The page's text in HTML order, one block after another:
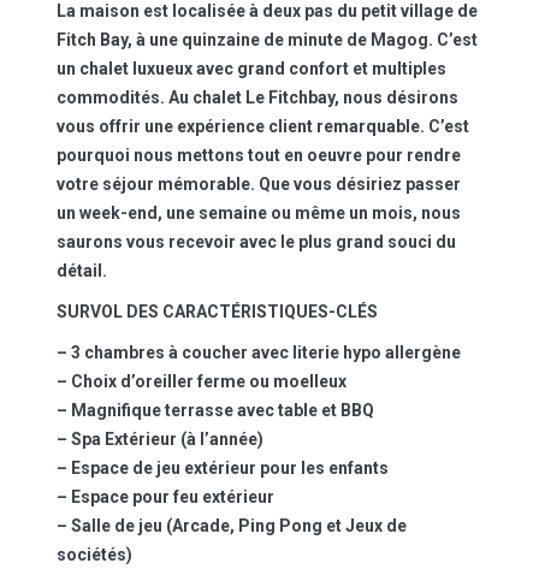
La maison est localisée à deux pas du petit village de
Fitch Bay, à une quinzaine de minute de Magog. C’est
un chalet luxueux avec grand confort et multiples
commodités. Au chalet Le Fitchbay, nous désirons
vous offrir une expérience client remarquable. C’est
pourquoi nous mettons tout en oeuvre pour rendre
votre séjour mémorable. Que vous désiriez passer
un week-end, une semaine ou même un mois, nous
saurons vous recevoir avec le plus grand souci du
détail.
SURVOL DES CARACTÉRISTIQUES-CLÉS
– 3 chambres à coucher avec literie hypo allergène
– Choix d’oreiller ferme ou moelleux
– Magnifique terrasse avec table et BBQ
– Spa Extérieur (à l’année)
– Espace de jeu extérieur pour les enfants
– Espace pour feu extérieur
– Salle de jeu (Arcade, Ping Pong et Jeux de
sociétés)